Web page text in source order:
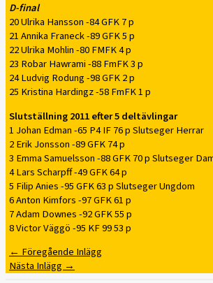
D-final
20 Ulrika Hansson -84 GFK 7 p
21 Annika Franeck -89 GFK 5 p
22 Ulrika Mohlin -80 FMFK 4 p
23 Robar Hawrami -88 FmFK 3 p
24 Ludvig Rodung -98 GFK 2 p
25 Kristina Hardingz -58 FmFK 1 p
Slutställning 2011 efter 5 deltävlingar
1 Johan Edman -65 P4 IF 76 p Slutseger Herrar
2 Erik Jonsson -89 GFK 74 p
3 Emma Samuelsson -88 GFK 70 p Slutseger
4 Lars Scharpff -49 GFK 64 p
5 Filip Anies -95 GFK 63 p Slutseger Ungdom
6 Anton Kimfors -97 GFK 61 p
7 Adam Downes -92 GFK 55 p
8 Victor Väggö -95 KF 99 53 p
←Föregående Inlägg
Nästa Inlägg→